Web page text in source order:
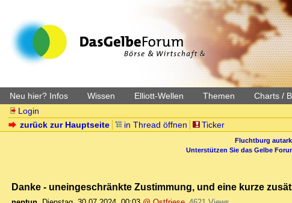
Neu hier? Infos Wissen Elliott-Wellen Themen Charts /
Login
zurück zur Hauptseite
in Thread öffnen Ticker
Fluchtburg autark
Unterstützen Sie das Gelbe
Danke - uneingeschränkte Zustimmung, und eine kurze